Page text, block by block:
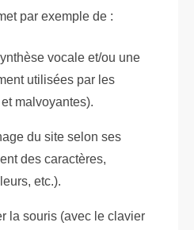
par exemple de :
vocale et/ou une
utilisées par les
malvoyantes).
du site selon ses
des caractères,
etc.).
la souris (avec le clavier